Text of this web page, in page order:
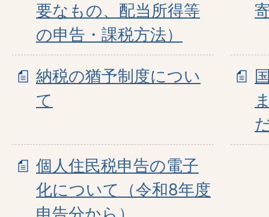
要なもの、配当所得等
の申告・課税方法）
納税の猶予制度につい
て
個人住民税申告の電子
化について（令和8年度